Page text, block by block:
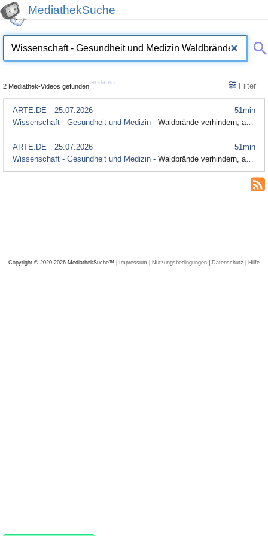
MediathekSuche
2 Mediathek-Videos gefunden.
erklären Filter
51min
ARTE.DE
25.07.2026
Wissenschaft - Gesundheit und Medizin - Waldbrände verhindern, aber wie?
51min
ARTE.DE
25.07.2026
Wissenschaft - Gesundheit und Medizin - Waldbrände verhindern, aber wie? (mit Untertitel)
Copyright © 2020-2026 MediathekSuche™ | Impressum | Nutzungsbedingungen | Datenschutz | Hilfe